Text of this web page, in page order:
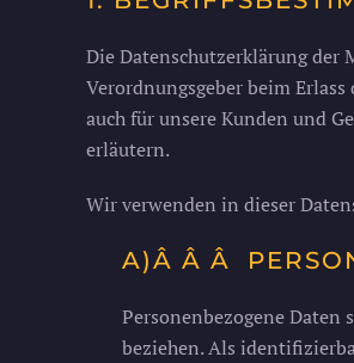
Die Datenschutzerklärung der
Verordnungsgeber beim
auch für unsere Kunden und
erläutern.
Wir verwenden in dieser
A)Â Â Â
Personenbezogene
beziehen. Als